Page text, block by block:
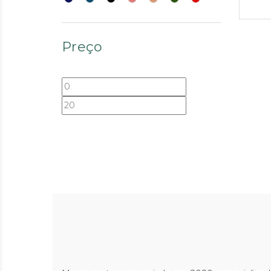
Preço
Preço
mínimo
máximo